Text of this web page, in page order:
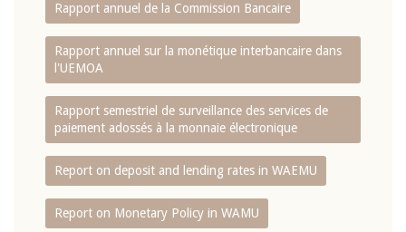
Rapport annuel de la Commission Bancaire
Rapport annuel sur la monétique interbancaire dans
l'UEMOA
Rapport semestriel de surveillance des services de
paiement adossés à la monnaie électronique
Report on deposit and lending rates in WAEMU
Report on Monetary Policy in WAMU